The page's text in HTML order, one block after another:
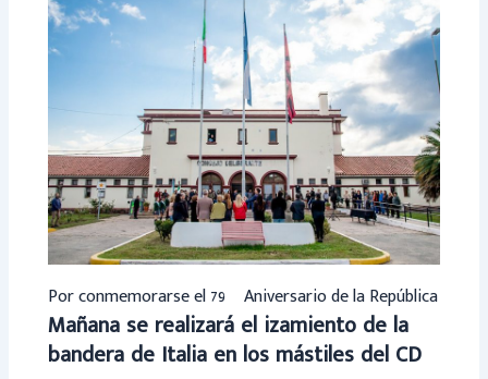
Por conmemorarse el 79º Aniversario de la República
Mañana se realizará el izamiento de la
bandera de Italia en los mástiles del CD